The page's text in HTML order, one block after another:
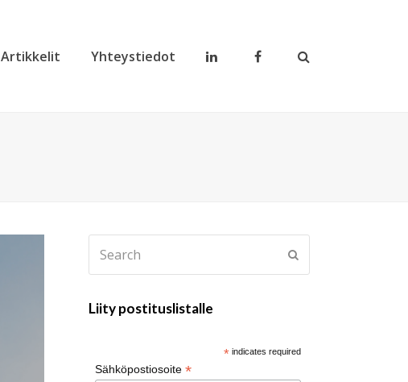
Artikkelit Yhteystiedot
Liity postituslistalle
* indicates required
Sähköpostiosoite*